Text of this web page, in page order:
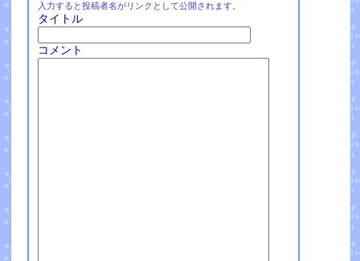
入力すると投稿者名がリンクとして公開されます。
タイトル
コメント